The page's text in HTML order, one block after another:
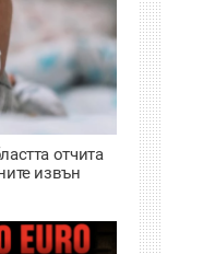
отчита
извън